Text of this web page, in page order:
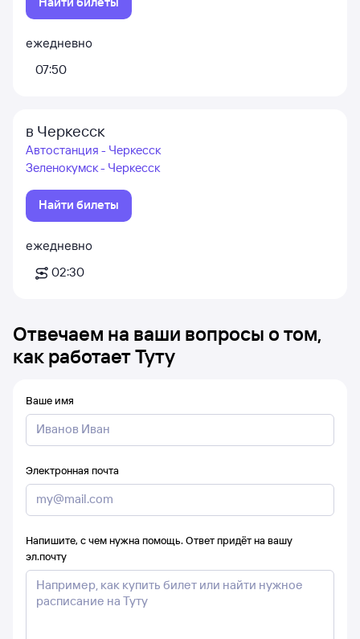
ежедневно
07:50
в Черкесск
Автостанция - Черкесск
Зеленокумск - Черкесск
Найти билеты
ежедневно
02:30
Отвечаем на ваши вопросы о том,
как работает Туту
Ваше имя
Электронная почта
Напишите, с чем нужна помощь. Ответ придёт на вашу
эл.почту